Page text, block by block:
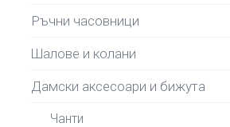
Ръчни часовници
Шалове и колани
Дамски аксесоари и бижута
Чанти